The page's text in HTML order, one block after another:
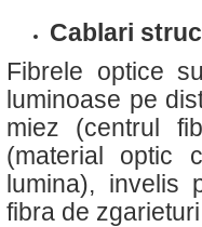
Cablari
Fibrele optice
luminoase pe
miez (centrul
(material optic
lumina), invelis
fibra de